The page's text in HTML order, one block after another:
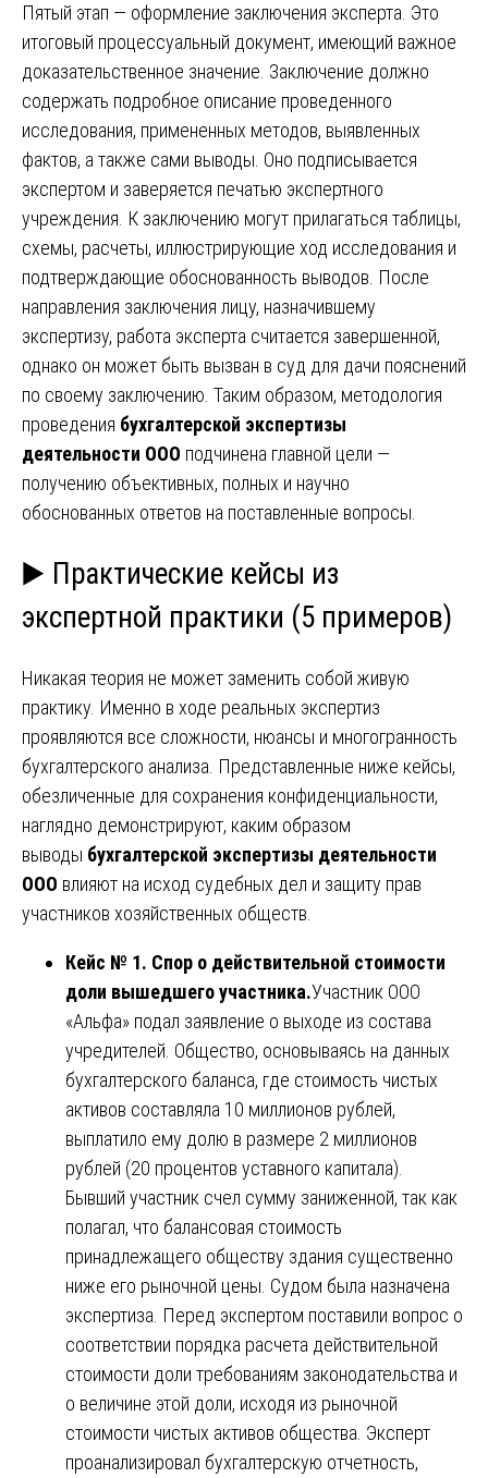
Пятый этап — оформление заключения эксперта. Это
итоговый процессуальный документ, имеющий важное
доказательственное значение. Заключение должно
содержать подробное описание проведенного
исследования, примененных методов, выявленных
фактов, а также сами выводы. Оно подписывается
экспертом и заверяется печатью экспертного
учреждения. К заключению могут прилагаться таблицы,
схемы, расчеты, иллюстрирующие ход исследования и
подтверждающие обоснованность выводов. После
направления заключения лицу, назначившему
экспертизу, работа эксперта считается завершенной,
однако он может быть вызван в суд для дачи пояснений
по своему заключению. Таким образом, методология
проведения бухгалтерской экспертизы
деятельности ООО подчинена главной цели —
получению объективных, полных и научно
обоснованных ответов на поставленные вопросы.
▶️ Практические кейсы из
экспертной практики (5 примеров)
Никакая теория не может заменить собой живую
практику. Именно в ходе реальных экспертиз
проявляются все сложности, нюансы и многогранность
бухгалтерского анализа. Представленные ниже кейсы,
обезличенные для сохранения конфиденциальности,
наглядно демонстрируют, каким образом
выводы бухгалтерской экспертизы деятельности
ООО влияют на исход судебных дел и защиту прав
участников хозяйственных обществ.
Кейс № 1. Спор о действительной стоимости
доли вышедшего участника.Участник ООО
«Альфа» подал заявление о выходе из состава
учредителей. Общество, основываясь на данных
бухгалтерского баланса, где стоимость чистых
активов составляла 10 миллионов рублей,
выплатило ему долю в размере 2 миллионов
рублей (20 процентов уставного капитала).
Бывший участник счел сумму заниженной, так как
полагал, что балансовая стоимость
принадлежащего обществу здания существенно
ниже его рыночной цены. Судом была назначена
экспертиза. Перед экспертом поставили вопрос о
соответствии порядка расчета действительной
стоимости доли требованиям законодательства и
о величине этой доли, исходя из рыночной
стоимости чистых активов общества. Эксперт
проанализировал бухгалтерскую отчетность,